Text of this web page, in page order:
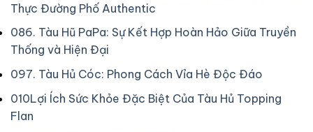
Thực Đường Phố Authentic
086. Tàu Hũ PaPa: Sự Kết Hợp Hoàn Hảo Giữa Truyền
Thống và Hiện Đại
097. Tàu Hủ Cóc: Phong Cách Vỉa Hè Độc Đáo
010Lợi Ích Sức Khỏe Đặc Biệt Của Tàu Hủ Topping
Flan